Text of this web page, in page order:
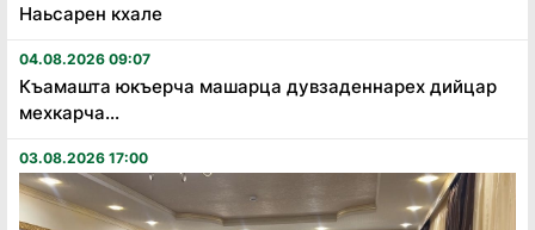
Наьсарен кхале
04.08.2026 09:07
Къамашта юкъерча машарца дувзаденнарех дийцар
мехкарча...
03.08.2026 17:00